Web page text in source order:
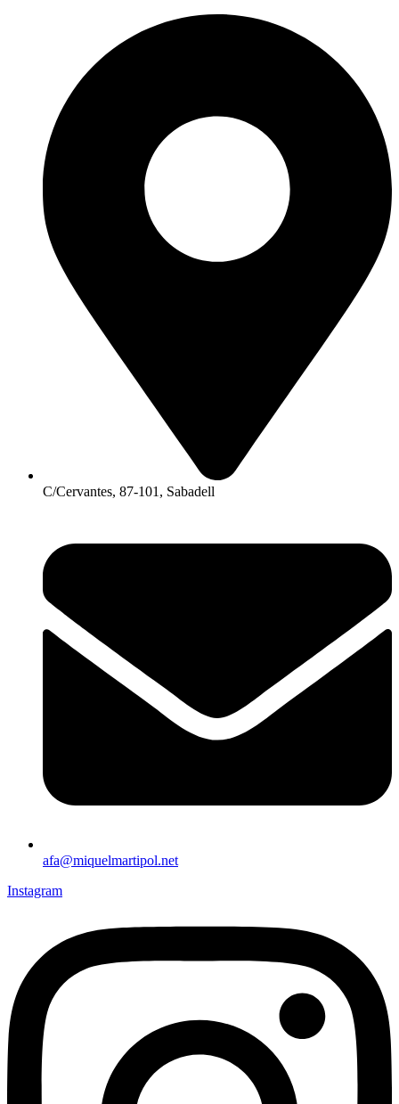
C/Cervantes, 87-101, Sabadell
afa@miquelmartipol.net
Instagram